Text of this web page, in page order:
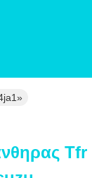
Tfr